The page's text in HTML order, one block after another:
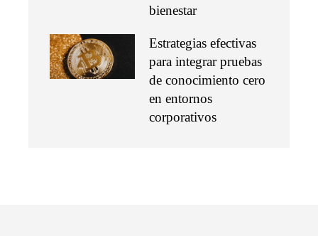
bienestar
Estrategias efectivas
para integrar pruebas
de conocimiento cero
en entornos
corporativos